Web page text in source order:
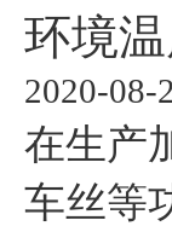
环境
2020-08-
在生产
车丝等